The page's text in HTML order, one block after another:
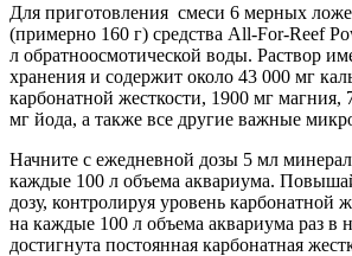
Для приготовления смеси 6 мерных
(примерно 160 г) средства All-For-Reef
л обратноосмотической воды. Раствор
хранения и содержит около 43 000 мг
карбонатной жесткости, 1900 мг магния,
мг йода, а также все другие важные
Начните с ежедневной дозы 5 мл
каждые 100 л объема аквариума.
дозу, контролируя уровень карбонатной
на каждые 100 л объема аквариума раз в
достигнута постоянная карбонатная